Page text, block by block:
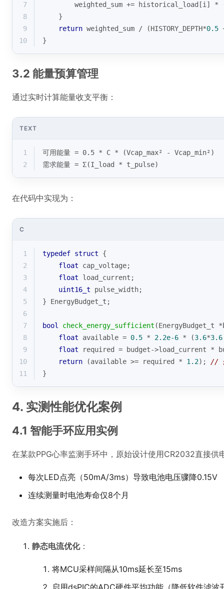
7
weighted_sum += historical_load[i] *
8
    }
9
return weighted_sum / (HISTORY_DEPTH*0.5
10
}
3.2 能量预算管理
通过实时计算能量收支平衡：
TEXT
1
可用能量 = 0.5 * C * (Vcap_max² - Vcap_min²)
2
需求能量 = Σ(I_load * t_pulse)
在代码中实现为：
C
1 typedef struct {
2
float cap_voltage;
3
float load_current;
4
uint16_t pulse_width;
5
} EnergyBudget_t;
6
7
bool check_energy_sufficient (EnergyBudget_t
8
float available = 0.5 * 2.2e-6 * (3.6*3.6
9
float required = budget->load_current *
10
return (available >= required * 1.2); //
11
}
4. 实测性能优化案例
4.1 智能手环应用实例
在某款PPG心率监测手环中，原始设计使用CR2032直接供
每次LED点亮（50mA/3ms）导致电池电压骤降0.15V
连续测量时电池寿命仅8个月
改造方案实施后：
静态电流优化：
将MCU采样间隔从10ms延长至15ms
启用dsPIC的ADC硬件平均功能（降低软件滤波